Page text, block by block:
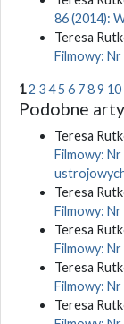
86 (2014):
Teresa
Filmowy:
12 345 6 789 10
Podobne
Teresa
Filmowy:
Teresa
Filmowy:
Teresa
Filmowy: Nr
Teresa
Filmowy:
Teresa